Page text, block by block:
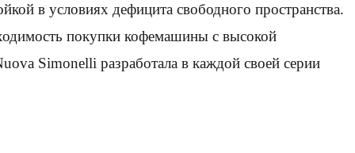
в условиях дефицита свободного пространства.
покупки кофемашины с высокой
Simonelli разработала в каждой своей серии